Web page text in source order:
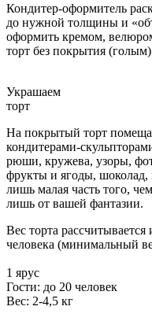
Кондитер-оформитель
до нужной толщины и
оформить кремом,
торт без покрытия
Украшаем
торт
На покрытый торт
кондитерами-
рюши, кружева, узоры,
фрукты и ягоды, шоколад,
лишь малая часть того,
лишь от вашей фантазии.
Вес торта
человека (минимальный
1 ярус
Гости: до 20 человек
Вес: 2-4,5 кг